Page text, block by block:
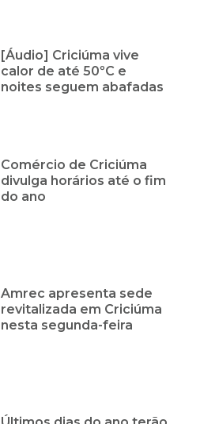
[Áudio] Criciúma vive
calor de até 50ºC e
noites seguem abafadas
Comércio de Criciúma
divulga horários até o fim
do ano
Amrec apresenta sede
revitalizada em Criciúma
nesta segunda-feira